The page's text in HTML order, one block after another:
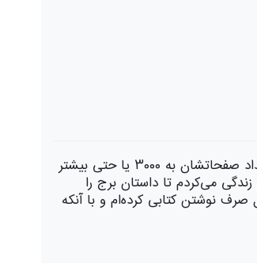
... این کتاب، به نوبه‌ی خود داستان کاملی دارد. (اما در واقع کامل نیست!)، قسمت‌های بعدی این داستان طولانی‌تر از قسمت اول هستند و تعداد صفحاتشان به ۳۰۰۰ یا حتی بیشتر
داستان حتی به مرز جنون و قدرت‌طلبی هم رسیدم. کار با شتاب هرچه تمام‌تر پیش می‌رفت و باید به اندازه‌ ۳۰۰ سال زندگی می‌کردم تا داستان برج را
نوشتن کتابی کرده‌ام و با آنکه